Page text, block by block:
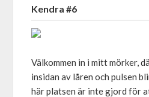
Kendra #6
Välkommen in i mitt mörker,
insidan av låren och pulsen
här platsen är inte gjord för